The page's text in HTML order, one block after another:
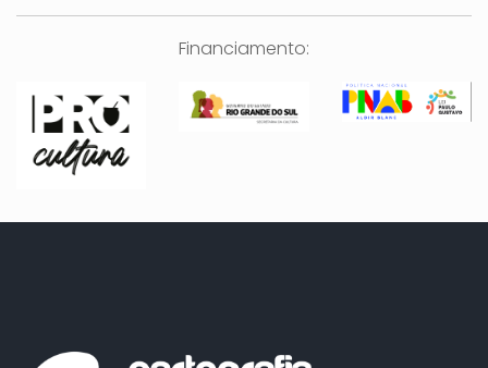
Financiamento: